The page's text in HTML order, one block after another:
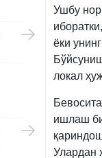
Ушбу
ёки
локал
ишлаш
Улардан